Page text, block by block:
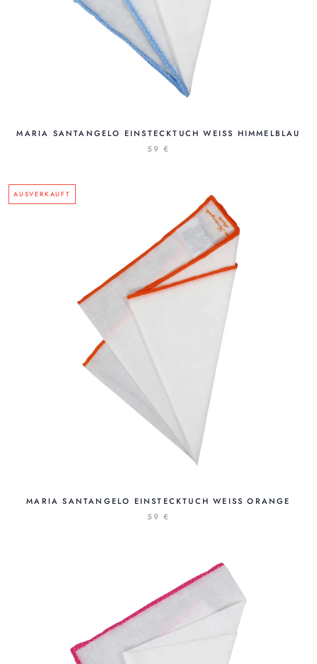
MARIA SANTANGELO EINSTECKTUCH WEISS HIMMELBLAU
59 €
AUSVERKAUFT
MARIA SANTANGELO EINSTECKTUCH WEISS ORANGE
59 €